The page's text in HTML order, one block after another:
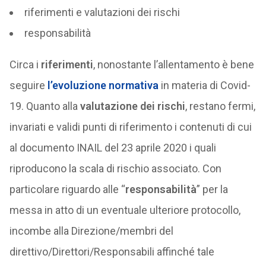
riferimenti e valutazioni dei rischi
responsabilità
Circa i riferimenti, nonostante l’allentamento è bene
seguire l’evoluzione normativa in materia di Covid-
19. Quanto alla valutazione dei rischi, restano fermi,
invariati e validi punti di riferimento i contenuti di cui
al documento INAIL del 23 aprile 2020 i quali
riproducono la scala di rischio associato. Con
particolare riguardo alle “responsabilità” per la
messa in atto di un eventuale ulteriore protocollo,
incombe alla Direzione/membri del
direttivo/Direttori/Responsabili affinché tale